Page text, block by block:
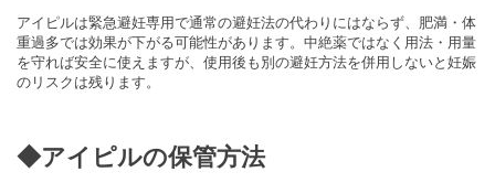
アイピルは緊急避妊専用で通常の避妊法の代わりにはならず、肥満・体
重過多では効果が下がる可能性があります。中絶薬ではなく用法・用量
を守れば安全に使えますが、使用後も別の避妊方法を併用しないと妊娠
のリスクは残ります。
◆アイピルの保管方法